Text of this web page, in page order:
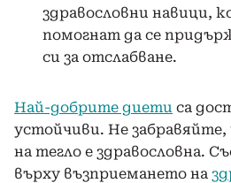
здравословни навици,
помогнат да се
си за отслабване.
Най-добрите диети са
устойчиви. Не забравяйте,
на тегло е здравословна.
върху възприемането на